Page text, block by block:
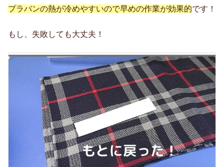
プラバンの熱が冷めやすいので早めの作業が効果的です！
もし、失敗しても大丈夫！